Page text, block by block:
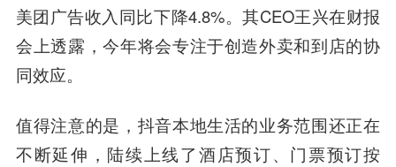
美团广告收入同比下降4.8%。其CEO王兴在财报
会上透露，今年将会专注于创造外卖和到店的协
同效应。
值得注意的是，抖音本地生活的业务范围还正在
不断延伸，陆续上线了酒店预订、门票预订按